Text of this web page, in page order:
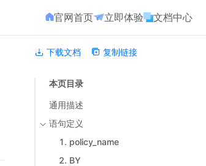
官网首页 立即体验 文档中心
下载文档 复制链接
本页目录
通用描述
语句定义
1. policy_name
2. BY